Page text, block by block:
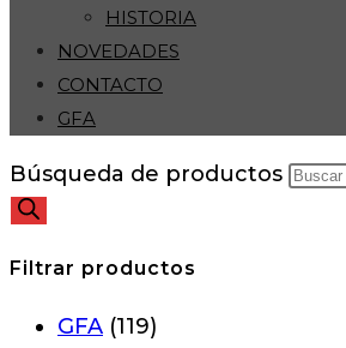
HISTORIA
NOVEDADES
CONTACTO
GFA
Búsqueda de productos
Filtrar productos
GFA (119)